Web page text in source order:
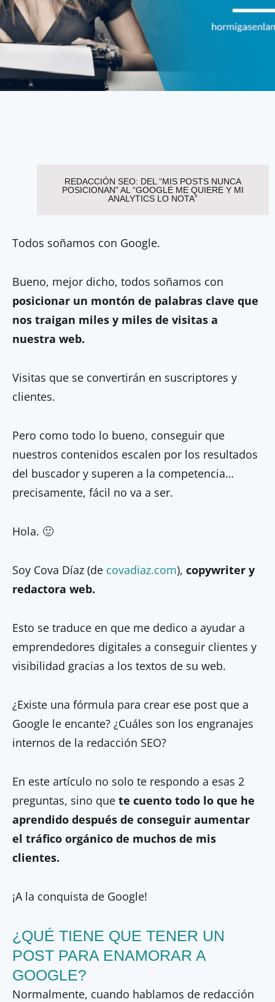
REDACCIÓN SEO: DEL “MIS POSTS NUNCA
POSICIONAN” AL “GOOGLE ME QUIERE Y MI
ANALYTICS LO NOTA”
Todos soñamos con Google.
Bueno, mejor dicho, todos soñamos con
posicionar un montón de palabras clave que
nos traigan miles y miles de visitas a
nuestra web.
Visitas que se convertirán en suscriptores y
clientes.
Pero como todo lo bueno, conseguir que
nuestros contenidos escalen por los resultados
del buscador y superen a la competencia…
precisamente, fácil no va a ser.
Hola. 🙂
Soy Cova Díaz (de covadiaz.com), copywriter y
redactora web.
Esto se traduce en que me dedico a ayudar a
emprendedores digitales a conseguir clientes y
visibilidad gracias a los textos de su web.
¿Existe una fórmula para crear ese post que a
Google le encante? ¿Cuáles son los engranajes
internos de la redacción SEO?
En este artículo no solo te respondo a esas 2
preguntas, sino que te cuento todo lo que he
aprendido después de conseguir aumentar
el tráfico orgánico de muchos de mis
clientes.
¡A la conquista de Google!
¿QUÉ TIENE QUE TENER UN
POST PARA ENAMORAR A
GOOGLE?
Normalmente, cuando hablamos de redacción